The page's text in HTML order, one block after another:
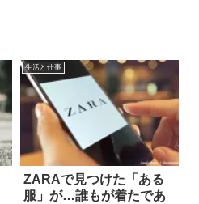
生活と仕事
ZARAで見つけた「ある
服」が…誰もが着たであ